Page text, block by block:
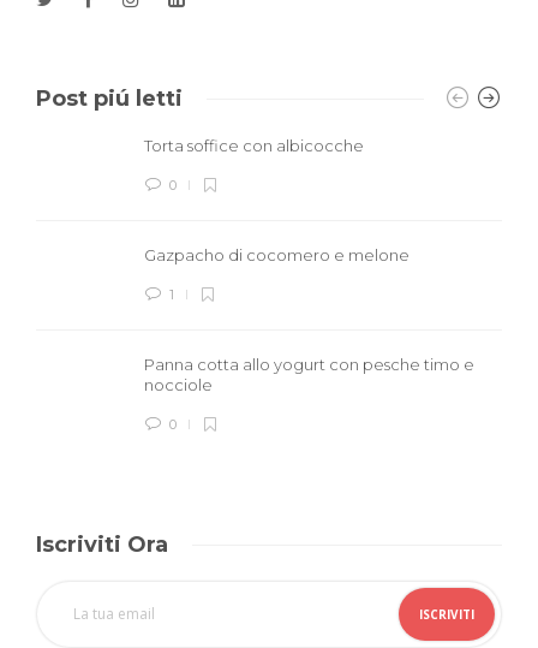
Post piú letti
Torta soffice con albicocche
0
Gazpacho di cocomero e melone
1
Panna cotta allo yogurt con pesche timo e
nocciole
0
Iscriviti Ora